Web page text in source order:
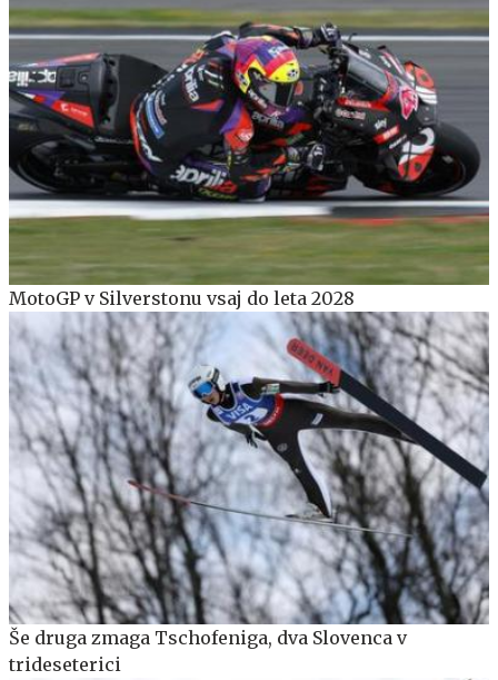
MotoGP v Silverstonu vsaj do leta 2028
Še druga zmaga Tschofeniga, dva Slovenca v
trideseterici